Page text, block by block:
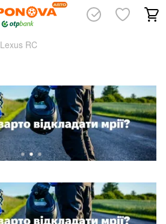
Lexus RC